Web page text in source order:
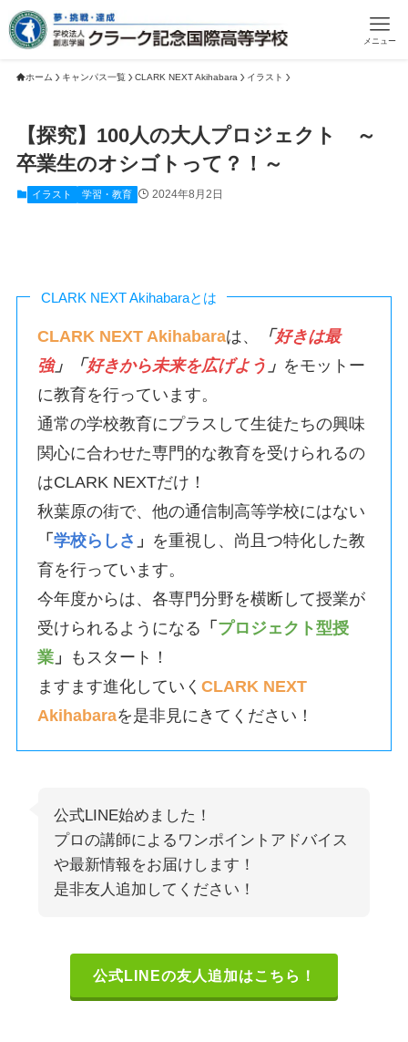
メニュー
ホーム キャンパス一覧 CLARK NEXT Akihabara イラスト
【探究】100人の大人プロジェクト ～
卒業生のオシゴトって？！～
イラスト 学習・教育 2024年8月2日
CLARK NEXT Akihabaraとは
CLARK NEXT Akihabaraは、 「 好きは最
強」「 好きから未来を広げよう 」 をモットー
に教育を行っています。
通常の学校教育にプラスして生徒たちの興味
関心に合わせた専門的な教育を受けられるの
はCLARK NEXTだけ！
秋葉原の街で、他の通信制高等学校にはない
「学校らしさ 」 を重視し、尚且つ特化した教
育を行っています。
今年度からは、各専門分野を横断して授業が
受けられるようになる 「 プロジェクト型授
業 」
もスタート！
ますます進化していくCLARK NEXT
Akihabaraを是非見にきてください！
公式LINE始めました！
プロの講師によるワンポイントアドバイス
や最新情報をお届けします！
是非友人追加してください！
公式LINEの友人追加はこちら！